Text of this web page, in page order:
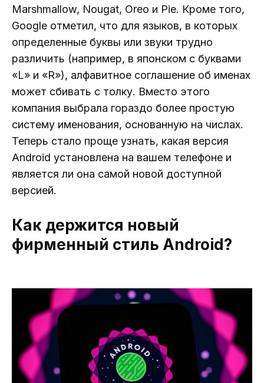
Marshmallow, Nougat, Oreo и Pie. Кроме того,
Google отметил, что для языков, в которых
определенные буквы или звуки трудно
различить (например, в японском с буквами
«L» и «R»), алфавитное соглашение об именах
может сбивать с толку. Вместо этого
компания выбрала гораздо более простую
систему именования, основанную на числах.
Теперь стало проще узнать, какая версия
Android установлена ​​на вашем телефоне и
является ли она самой новой доступной
версией.
Как держится новый
фирменный стиль Android?